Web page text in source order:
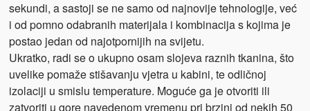
sekundi, a sastoji se ne samo od najnovije tehnologije, već
i od pomno odabranih materijala i kombinacija s kojima je
postao jedan od najotpornijih na svijetu.
Ukratko, radi se o ukupno osam slojeva raznih tkanina, što
uvelike pomaže stišavanju vjetra u kabini, te odličnoj
izolaciji u smislu temperature. Moguće ga je otvoriti ili
zatvoriti u gore navedenom vremenu pri brzini od nekih 50